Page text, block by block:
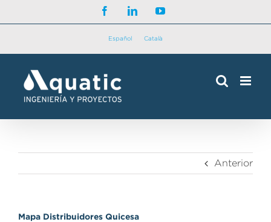
FacebookLinkedInYouTube
Español Català
Anterior
Mapa Distribuidores Quicesa